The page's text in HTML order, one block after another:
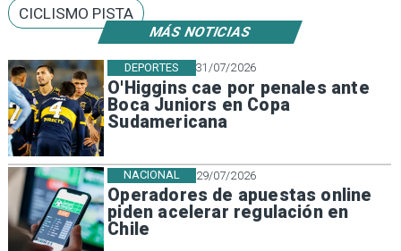
MÁS NOTICIAS
31/07/2026
O'Higgins cae por penales ante
Boca Juniors en Copa
Sudamericana
DEPORTES
29/07/2026
Operadores de apuestas online
piden acelerar regulación en
Chile
NACIONAL
CICLISMO PISTA